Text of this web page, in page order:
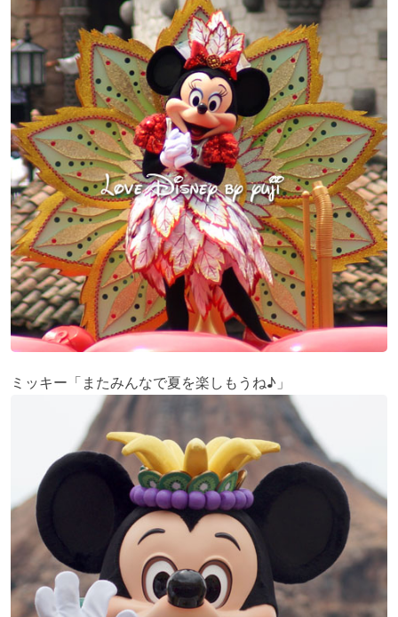
ミッキー「またみんなで夏を楽しもうね♪」